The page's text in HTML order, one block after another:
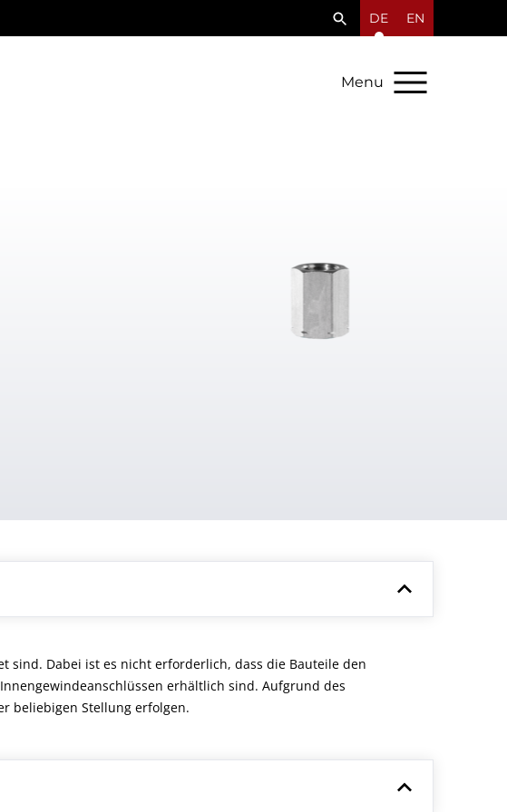
DE EN
Menu
sind. Dabei ist es nicht erforderlich, dass die Bauteile den
erhältlich sind. Aufgrund des
beliebigen Stellung erfolgen.